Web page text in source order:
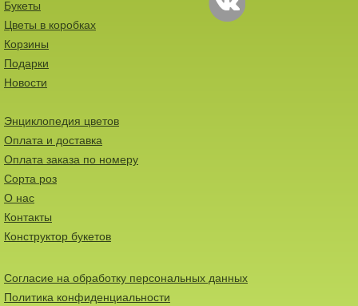
Букеты
Цветы в коробках
Корзины
Подарки
Новости
Энциклопедия цветов
Оплата и доставка
Оплата заказа по номеру
Сорта роз
О нас
Контакты
Конструктор букетов
Согласие на обработку персональных данных
Политика конфиденциальности